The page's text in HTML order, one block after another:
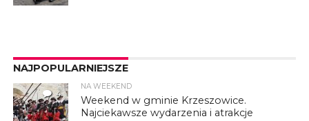
NAJPOPULARNIEJSZE
4
NA WEEKEND
Weekend w gminie Krzeszowice.
Najciekawsze wydarzenia i atrakcje